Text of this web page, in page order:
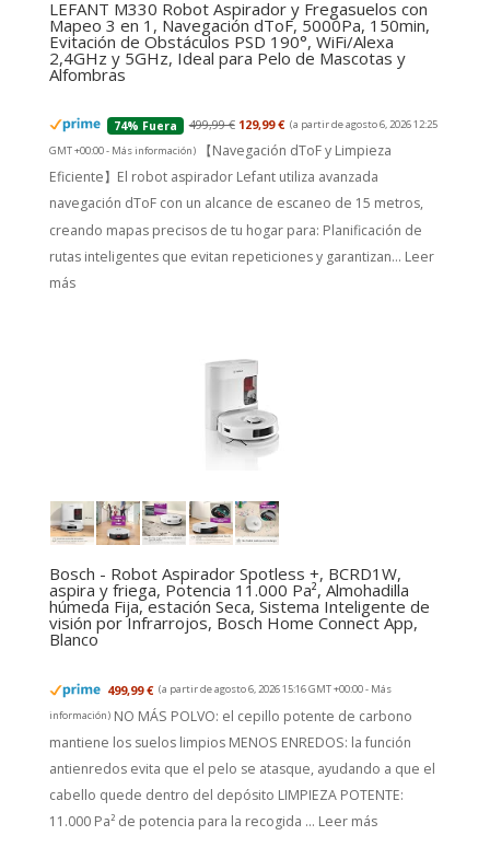
LEFANT M330 Robot Aspirador y Fregasuelos con
Mapeo 3 en 1, Navegación dToF, 5000Pa, 150min,
Evitación de Obstáculos PSD 190°, WiFi/Alexa
2,4GHz y 5GHz, Ideal para Pelo de Mascotas y
Alfombras
74% Fuera 499,99 € 129,99 € (a partir de agosto 6, 2026 12:25
GMT +00:00 - Más información)
【Navegación dToF y Limpieza
Eficiente】El robot aspirador Lefant utiliza avanzada
navegación dToF con un alcance de escaneo de 15 metros,
creando mapas precisos de tu hogar para: Planificación de
rutas inteligentes que evitan repeticiones y garantizan... Leer
más
Bosch - Robot Aspirador Spotless +, BCRD1W,
aspira y friega, Potencia 11.000 Pa², Almohadilla
húmeda Fija, estación Seca, Sistema Inteligente de
visión por Infrarrojos, Bosch Home Connect App,
Blanco
499,99 € (a partir de agosto 6, 2026 15:16 GMT +00:00 - Más
información) NO MÁS POLVO: el cepillo potente de carbono
mantiene los suelos limpios MENOS ENREDOS: la función
antienredos evita que el pelo se atasque, ayudando a que el
cabello quede dentro del depósito LIMPIEZA POTENTE:
11.000 Pa² de potencia para la recogida ... Leer más